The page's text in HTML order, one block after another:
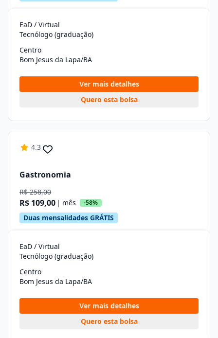
EaD / Virtual
Tecnólogo (graduação)
Centro
Bom Jesus da Lapa/BA
Ver mais detalhes
Quero esta bolsa
4.3
Gastronomia
R$ 258,00
R$ 109,00 | mês -58%
Duas mensalidades GRÁTIS
EaD / Virtual
Tecnólogo (graduação)
Centro
Bom Jesus da Lapa/BA
Ver mais detalhes
Quero esta bolsa